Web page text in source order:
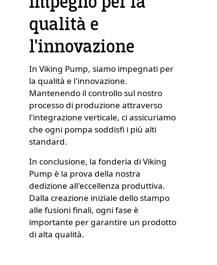
qualità e
l'innovazione
In Viking Pump, siamo impegnati per
la qualità e l'innovazione.
Mantenendo il controllo sul nostro
processo di produzione attraverso
l'integrazione verticale, ci assicuriamo
che ogni pompa soddisfi i più alti
standard.
In conclusione, la fonderia di Viking
Pump è la prova della nostra
dedizione all'eccellenza produttiva.
Dalla creazione iniziale dello stampo
alle fusioni finali, ogni fase è
importante per garantire un prodotto
di alta qualità.